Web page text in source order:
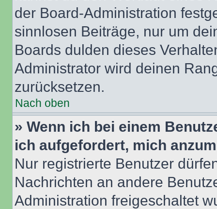
der Board-Administration
sinnlosen Beiträge, nur um
Boards dulden dieses
Administrator wird deinen
zurücksetzen.
Nach oben
» Wenn ich bei einem
ich aufgefordert, mich
Nur registrierte Benutzer
Nachrichten an andere
Administration freigeschaltet